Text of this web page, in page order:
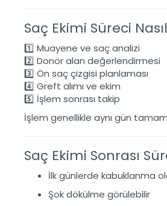
Saç Ekimi Süreci
1️⃣ Muayene ve saç analizi
2️⃣ Donör alan değerlendirmesi
3️⃣ Ön saç çizgisi planlaması
4️⃣ Greft alımı ve ekim
5️⃣ İşlem sonrası takip
İşlem genellikle aynı gün
Saç Ekimi Sonrası
İlk günlerde kabuklanma
Şok dökülme görülebilir